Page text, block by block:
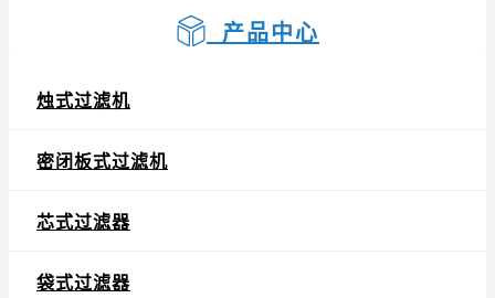
产品中心
烛式过滤机
密闭板式过滤机
芯式过滤器
袋式过滤器